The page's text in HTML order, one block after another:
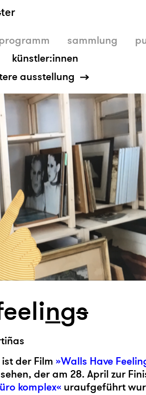
ter
künstler:innen
sammlung
ausstellung
ngs
der Film »Walls Have
der am 28. April zur
komplex« uraufgeführt